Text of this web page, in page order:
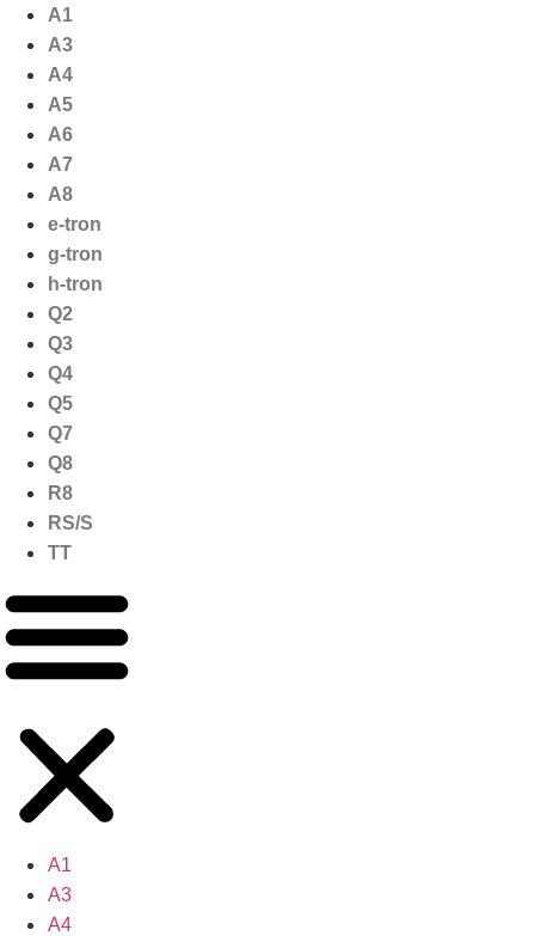
naar
inhoud
A1
A3
A4
A5
A6
A7
A8
e-tron
g-tron
h-tron
Q2
Q3
Q4
Q5
Q7
Q8
R8
RS/S
TT
A1
A3
A4